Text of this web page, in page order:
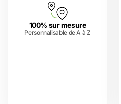
100% sur mesure
Personnalisable de A à Z